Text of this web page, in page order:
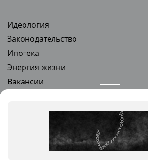
Идеология
Законодательство
Ипотека
Энергия жизни
Вакансии